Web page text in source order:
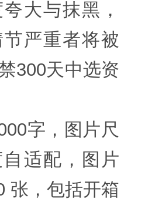
大与抹黑，
严重者将被
300天中选资
字，图片尺
适配，图片
张，包括开箱